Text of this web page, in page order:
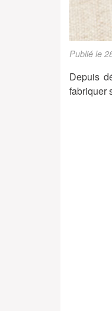
Publié le
Depuis
fabriquer